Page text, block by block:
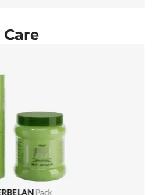
Care